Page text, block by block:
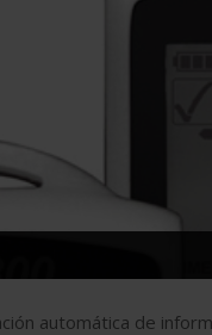
automática de